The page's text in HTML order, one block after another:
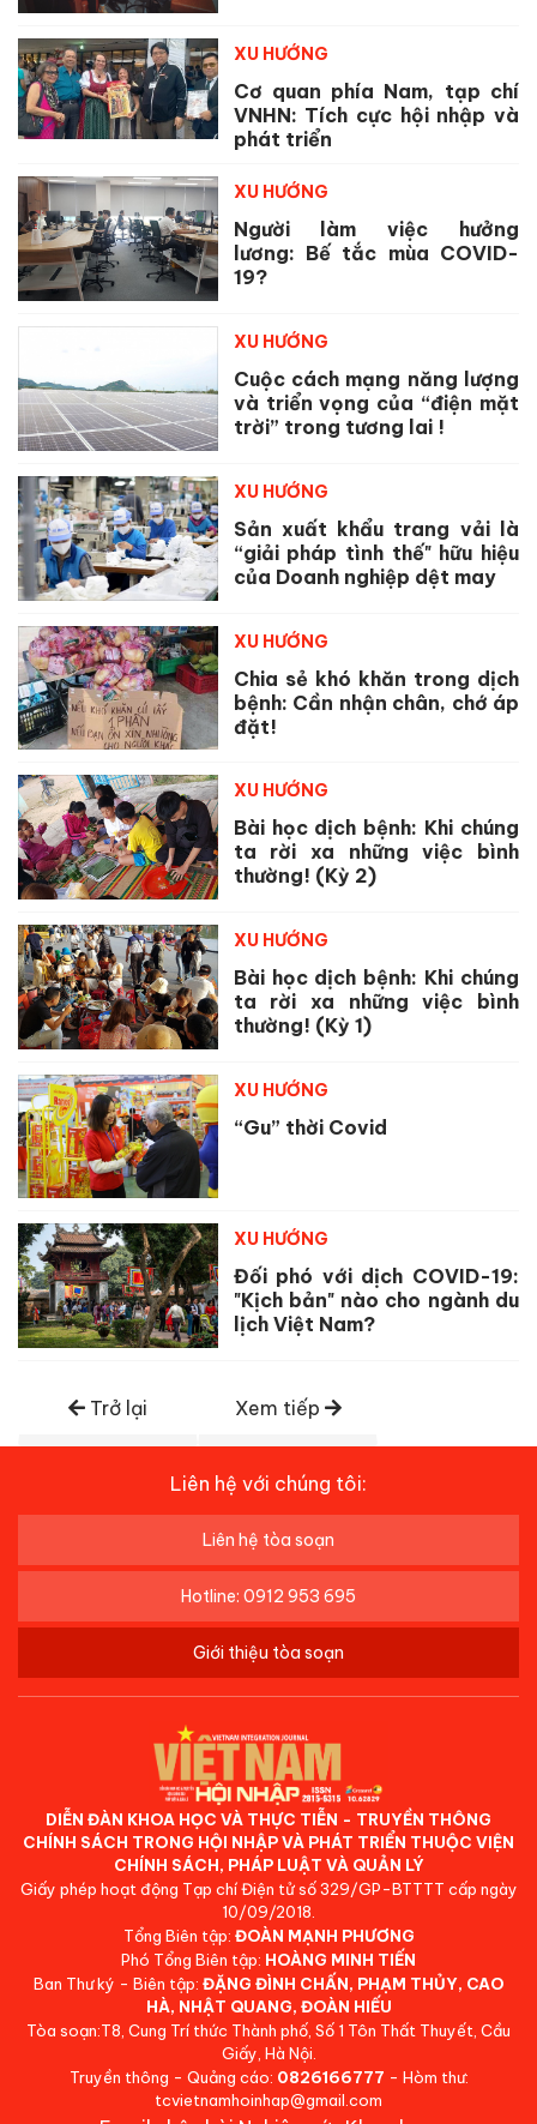
XU HƯỚNG
Cơ quan phía Nam, tạp chí
VNHN: Tích cực hội nhập và
phát triển
XU HƯỚNG
Người làm việc hưởng
lương: Bế tắc mùa COVID-
19?
XU HƯỚNG
Cuộc cách mạng năng lượng
và triển vọng của “điện mặt
trời” trong tương lai !
XU HƯỚNG
Sản xuất khẩu trang vải là
“giải pháp tình thế" hữu hiệu
của Doanh nghiệp dệt may
XU HƯỚNG
Chia sẻ khó khăn trong dịch
bệnh: Cần nhận chân, chớ áp
đặt!
XU HƯỚNG
Bài học dịch bệnh: Khi chúng
ta rời xa những việc bình
thường! (Kỳ 2)
XU HƯỚNG
Bài học dịch bệnh: Khi chúng
ta rời xa những việc bình
thường! (Kỳ 1)
XU HƯỚNG
“Gu” thời Covid
XU HƯỚNG
Đối phó với dịch COVID-19:
"Kịch bản" nào cho ngành du
lịch Việt Nam?
Trở lại Xem tiếp
Liên hệ với chúng tôi:
Liên hệ tòa soạn
Hotline: 0912 953 695
Giới thiệu tòa soạn
DIỄN ĐÀN KHOA HỌC VÀ THỰC TIỄN - TRUYỀN THÔNG
CHÍNH SÁCH TRONG HỘI NHẬP VÀ PHÁT TRIỂN THUỘC VIỆN
CHÍNH SÁCH, PHÁP LUẬT VÀ QUẢN LÝ
Giấy phép hoạt động Tạp chí Điện tử số 329/GP-BTTTT cấp ngày
10/09/2018.
Tổng Biên tập: ĐOÀN MẠNH PHƯƠNG
Phó Tổng Biên tập: HOÀNG MINH TIẾN
Ban Thư ký - Biên tập: ĐẶNG ĐÌNH CHẤN, PHẠM THỦY, CAO
HÀ, NHẬT QUANG, ĐOÀN HIẾU
Tòa soạn:T8, Cung Trí thức Thành phố, Số 1 Tôn Thất Thuyết, Cầu
Giấy, Hà Nội.
Truyền thông - Quảng cáo: 0826166777 - Hòm thư:
tcvietnamhoinhap@gmail.com